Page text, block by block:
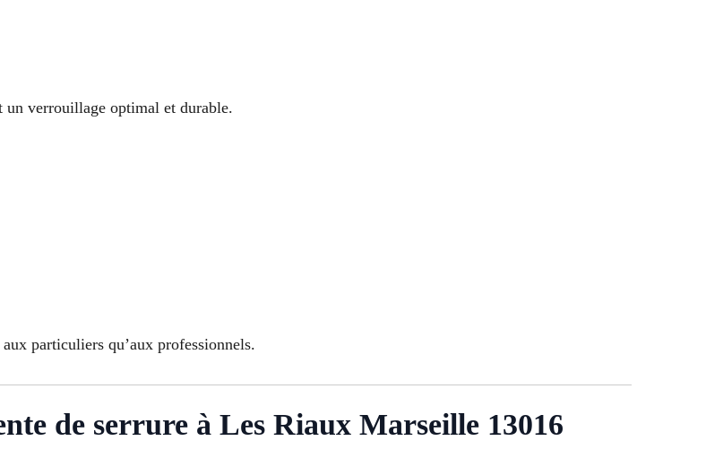
un verrouillage optimal et durable.
particuliers qu’aux professionnels.
de serrure à Les Riaux Marseille 13016